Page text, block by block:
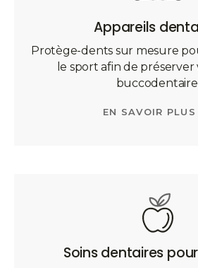
Appareils
Protège-dents sur mesure
le sport afin de
EN SAVOIR PLUS
Soins dentaires